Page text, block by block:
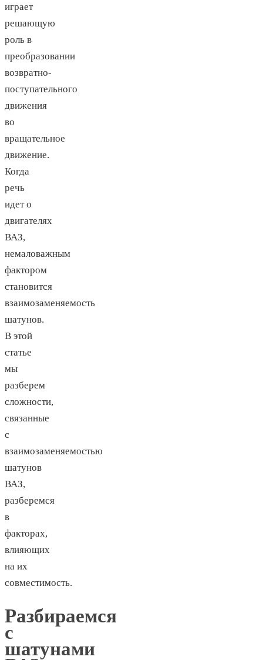
играет
решающую
роль в
преобразовании
возвратно-
поступательного
движения
во
вращательное
движение.
Когда
речь
идет о
двигателях
ВАЗ,
немаловажным
фактором
становится
взаимозаменяемость
шатунов.
В этой
статье
мы
разберем
сложности,
связанные
с
взаимозаменяемостью
шатунов
ВАЗ,
разберемся
в
факторах,
влияющих
на их
совместимость.
Разбираемся
с
шатунами